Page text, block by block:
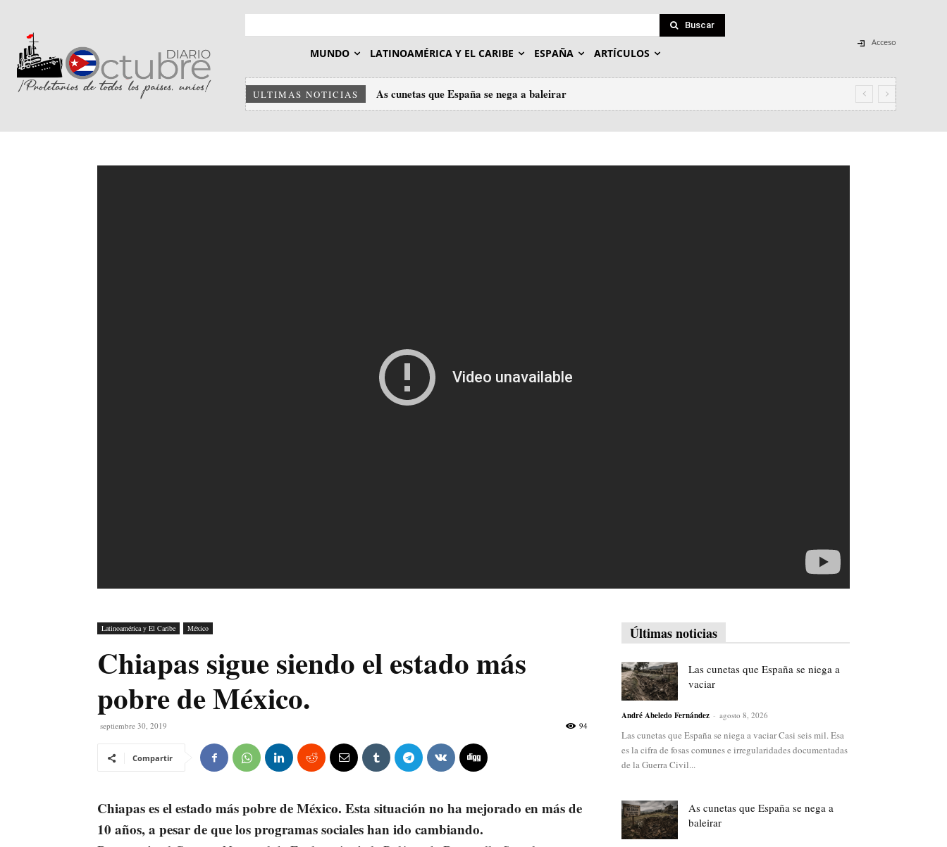
Buscar
MUNDO LATINOAMÉRICA Y EL CARIBE ESPAÑA ARTÍCULOS
Acceso
ULTIMAS NOTICIAS As cunetas que España se nega a baleirar
SIONISMO, FRANQUISMO Y EL MONSTRUO DE TRES CABEZAS: EL PPVOX AL
SERVICIO DEL AMO
Latinoamérica y El Caribe México
Chiapas sigue siendo el estado más
pobre de México.
septiembre 30, 2019 94
Compartir
Chiapas es el estado más pobre de México. Esta situación no ha mejorado en más de
10 años, a pesar de que los programas sociales han ido cambiando.
Últimas noticias
Las cunetas que España se niega a
vaciar
André Abeledo Fernández - agosto 8, 2026
Las cunetas que España se niega a vaciar Casi seis mil. Esa
es la cifra de fosas comunes e irregularidades documentadas
de la Guerra Civil...
As cunetas que España se nega a
baleirar